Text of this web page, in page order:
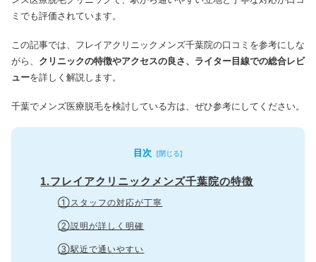
ミでも評価されています。
この記事では、フレイアクリニックメンズ千葉院の口コミを参考にしな
がら、 クリニックの特徴やアクセスの良さ、ライター目線での総合レビ
ューを詳しく解説します。
千葉でメンズ医療脱毛を検討している方は、ぜひ参考にしてください。
目次
1.フレイアクリニックメンズ千葉院の特徴
①スタッフの対応が丁寧
②説明が詳しく明確
③駅近で通いやすい